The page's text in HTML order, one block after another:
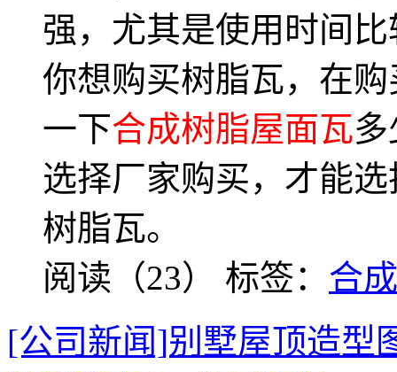
强，尤其是使用时间
你想购买树脂瓦，在
一下合成树脂屋面瓦
选择厂家购买，才能
树脂瓦。
阅读（23） 标签： 合
[公司新闻]别墅屋顶造型